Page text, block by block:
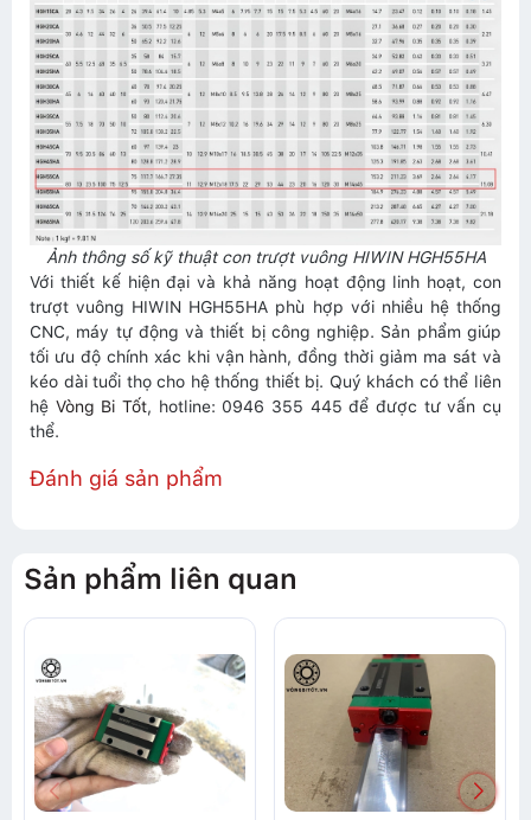
Ảnh thông số kỹ thuật con trượt vuông HIWIN HGH55HA
Với thiết kế hiện đại và khả năng hoạt động linh hoạt, con
trượt vuông HIWIN HGH55HA phù hợp với nhiều hệ thống
CNC, máy tự động và thiết bị công nghiệp. Sản phẩm giúp
tối ưu độ chính xác khi vận hành, đồng thời giảm ma sát và
kéo dài tuổi thọ cho hệ thống thiết bị. Quý khách có thể liên
hệ Vòng Bi Tốt, hotline: 0946 355 445 để được tư vấn cụ
thể.
Đánh giá sản phẩm
Sản phẩm liên quan